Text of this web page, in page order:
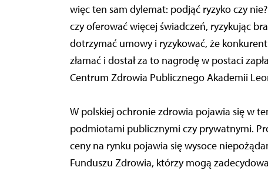
więc ten sam dylemat: podjąć ryzyko czy
czy oferować więcej świadczeń, ryzykując
dotrzymać umowy i ryzykować, że
złamać i dostał za to nagrodę w postaci
Centrum Zdrowia Publicznego Akademii
W polskiej ochronie zdrowia pojawia się w
podmiotami publicznymi czy prywatnymi.
ceny na rynku pojawia się wysoce
Funduszu Zdrowia, którzy mogą